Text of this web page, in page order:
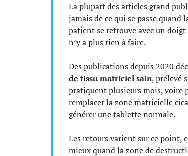
La plupart des articles grand
jamais de ce qui se passe
patient se retrouve avec un
n’y a plus rien à faire.
Des publications depuis 2020
de tissu matriciel sain, prélevé
pratiquent plusieurs mois, voire
remplacer la zone matricielle
générer une tablette normale.
Les retours varient sur ce point,
mieux quand la zone de